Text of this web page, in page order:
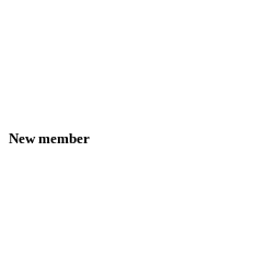
New member